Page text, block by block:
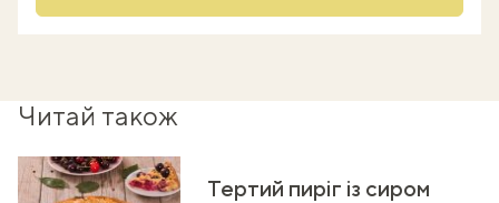
Читай також
Тертий пиріг із сиром